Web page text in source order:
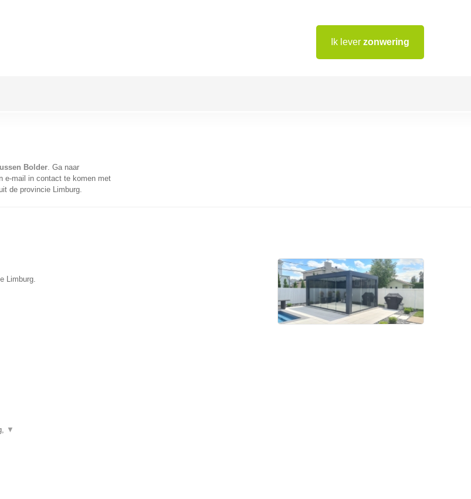
Ik lever zonwering
Bolder. Ga naar
e-mail in contact te komen met
de provincie Limburg.
Limburg.
▼